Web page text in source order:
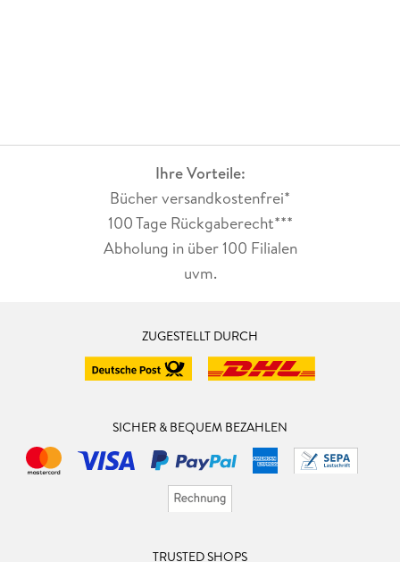
Ihre Vorteile:
Bücher versandkostenfrei*
100 Tage Rückgaberecht***
Abholung in über 100 Filialen
uvm.
ZUGESTELLT DURCH
SICHER & BEQUEM BEZAHLEN
TRUSTED SHOPS